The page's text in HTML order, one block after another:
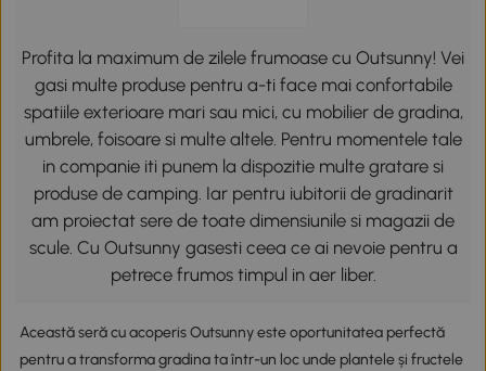
Profita la maximum de zilele frumoase cu Outsunny! Vei
gasi multe produse pentru a-ti face mai confortabile
spatiile exterioare mari sau mici, cu mobilier de gradina,
umbrele, foisoare si multe altele. Pentru momentele tale
in companie iti punem la dispozitie multe gratare si
produse de camping. Iar pentru iubitorii de gradinarit
am proiectat sere de toate dimensiunile si magazii de
scule. Cu Outsunny gasesti ceea ce ai nevoie pentru a
petrece frumos timpul in aer liber.
Această seră cu acoperis Outsunny este oportunitatea perfectă
pentru a transforma gradina ta într-un loc unde plantele și fructele